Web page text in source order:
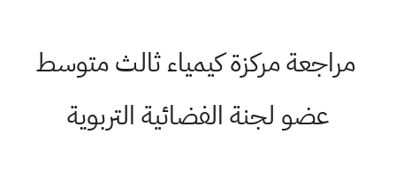
مراجعة مركزة كيمياء ثالث متوسط
عضو لجنة الفضائية التربوية